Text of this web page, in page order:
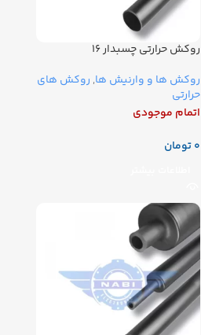
روکش حرارتی چسبدار ۱۶
روکش ها و وارنیش ها, روکش های
حرارتی
اتمام موجودی
تومان